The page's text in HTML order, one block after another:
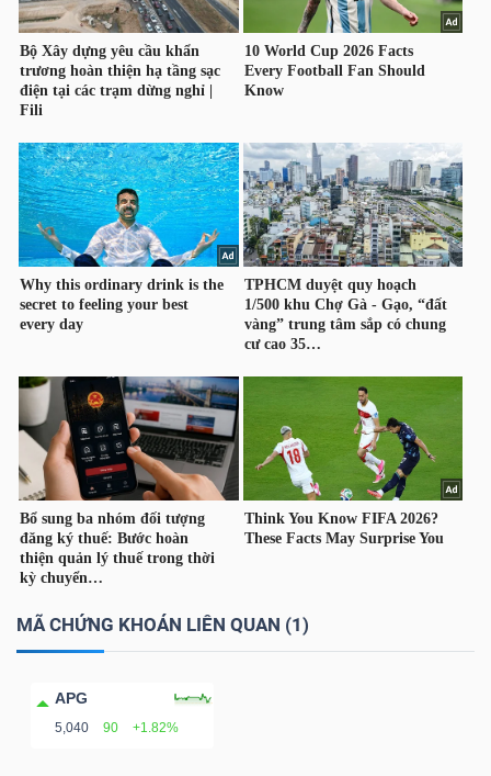
MÃ CHỨNG KHOÁN LIÊN QUAN (1)
APG
5,040 90 +1.82%
YẾU
TIÊU
DÙNG
THIẾT
YẾU
SÓC
SỨC
KHỎE
CHÍNH